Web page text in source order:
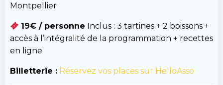
Montpellier
19€ / personne Inclus : 3 tartines + 2 boissons +
accès à l’intégralité de la programmation + recettes
en ligne
Billetterie : Réservez vos places sur HelloAsso